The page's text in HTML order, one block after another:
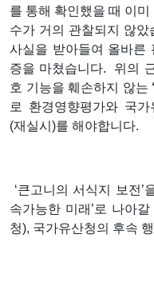
를 통해 확인했을 때 이
수가 거의 관찰되지 않
사실을 받아들여 올바른
증을 마쳤습니다.
위의
호 기능을 훼손하지 않는 ‘
로 환경영향평가와 국
(재실시 )를 해야합니다.
‘큰고니의 서식지 보전 ’
속가능한 미래 ’ 로 나아
청), 국가유산청의 후속